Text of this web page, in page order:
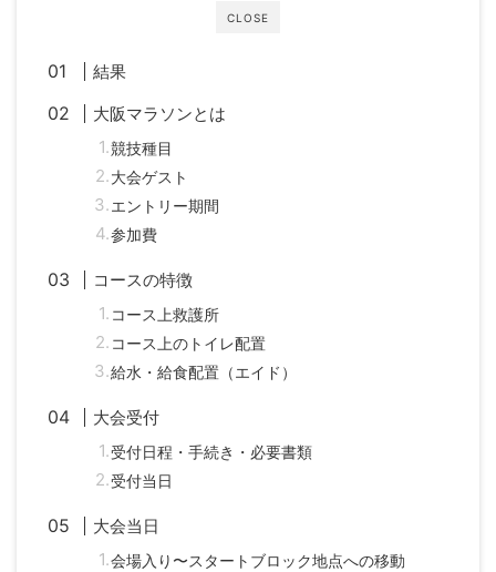
CLOSE
結果
大阪マラソンとは
競技種目
大会ゲスト
エントリー期間
参加費
コースの特徴
コース上救護所
コース上のトイレ配置
給水・給食配置（エイド）
大会受付
受付日程・手続き・必要書類
受付当日
大会当日
会場入り〜スタートブロック地点への移動